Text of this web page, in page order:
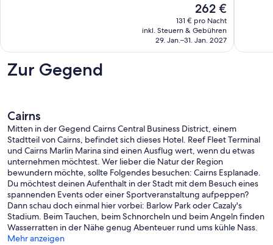
Der
Preis
beträgt
262 €
262 €
131 € pro Nacht
inkl. Steuern & Gebühren
29. Jan.–31. Jan. 2027
Zur Gegend
Cairns
Mitten in der Gegend Cairns Central Business District, einem
Stadtteil von Cairns, befindet sich dieses Hotel. Reef Fleet Terminal
und Cairns Marlin Marina sind einen Ausflug wert, wenn du etwas
unternehmen möchtest. Wer lieber die Natur der Region
bewundern möchte, sollte Folgendes besuchen: Cairns Esplanade.
Du möchtest deinen Aufenthalt in der Stadt mit dem Besuch eines
spannenden Events oder einer Sportveranstaltung aufpeppen?
Dann schau doch einmal hier vorbei: Barlow Park oder Cazaly's
Stadium. Beim Tauchen, beim Schnorcheln und beim Angeln finden
Wasserratten in der Nähe genug Abenteuer rund ums kühle Nass.
Mehr anzeigen